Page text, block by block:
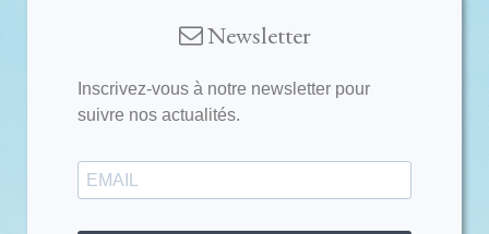
Newsletter
Inscrivez-vous à notre newsletter pour
suivre nos actualités.